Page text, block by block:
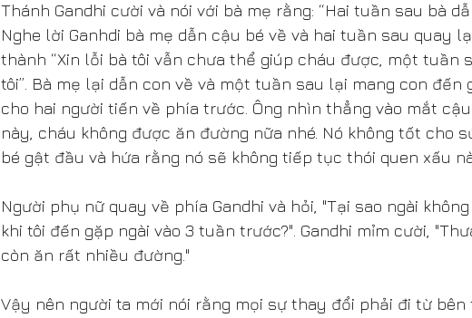
Thánh Gandhi cười và nói với bà mẹ rằng: “Hai tuần sau bà
Nghe lời Ganhdi bà mẹ dẫn cậu bé về và hai tuần sau quay
thành “Xin lỗi bà tôi vẫn chưa thể giúp cháu được, một tuần
tôi”. Bà mẹ lại dẫn con về và một tuần sau lại mang con đến
cho hai người tiến về phía trước. Ông nhìn thẳng vào mắt cậu
này, cháu không được ăn đường nữa nhé. Nó không tốt cho
bé gật đầu và hứa rằng nó sẽ không tiếp tục thói quen xấu
Người phụ nữ quay về phía Gandhi và hỏi, "Tại sao ngài
khi tôi đến gặp ngài vào 3 tuần trước?". Gandhi mỉm cười,
còn ăn rất nhiều đường."
Vậy nên người ta mới nói rằng mọi sự thay đổi phải đi từ bên